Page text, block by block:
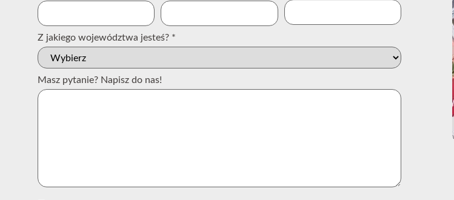
Z jakiego województwa jesteś? *
Masz pytanie? Napisz do nas!